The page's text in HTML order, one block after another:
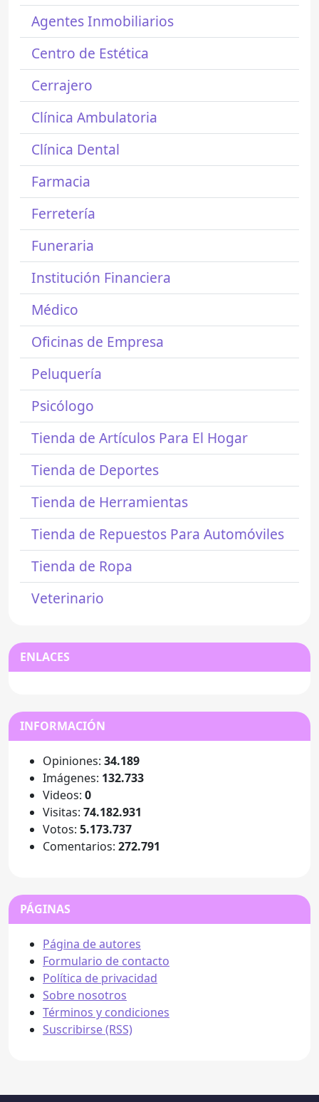
Agentes Inmobiliarios
Centro de Estética
Cerrajero
Clínica Ambulatoria
Clínica Dental
Farmacia
Ferretería
Funeraria
Institución Financiera
Médico
Oficinas de Empresa
Peluquería
Psicólogo
Tienda de Artículos Para El Hogar
Tienda de Deportes
Tienda de Herramientas
Tienda de Repuestos Para Automóviles
Tienda de Ropa
Veterinario
ENLACES
INFORMACIÓN
Opiniones: 34.189
Imágenes: 132.733
Videos: 0
Visitas: 74.182.931
Votos: 5.173.737
Comentarios: 272.791
PÁGINAS
Página de autores
Formulario de contacto
Política de privacidad
Sobre nosotros
Términos y condiciones
Suscribirse (RSS)